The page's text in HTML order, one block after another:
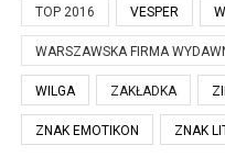
TOP 2016 VESPER
WARSZAWSKA FIRMA
WILGA ZAKŁADKA
ZNAK EMOTIKON ZNAK